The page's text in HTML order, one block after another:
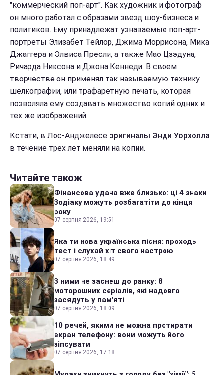
"коммерческий поп-арт". Как художник и фотограф
он много работал с образами звезд шоу-бизнеса и
политиков. Ему принадлежат узнаваемые поп-арт-
портреты Элизабет Тейлор, Джима Моррисона, Мика
Джаггера и Элвиса Пресли, а также Мао Цзэдуна,
Ричарда Никсона и Джона Кеннеди. В своем
творчестве он применял так называемую технику
шелкографии, или трафаретную печать, которая
позволяла ему создавать множество копий одних и
тех же изображений.
Кстати, в Лос-Анджелесе оригиналы Энди Уорхолла
в течение трех лет меняли на копии.
Читайте також
Фінансова удача вже близько: ці 4 знаки
Зодіаку можуть розбагатіти до кінця
року
07 серпня 2026, 19:51
Яка ти нова українська пісня: проходь
тест і слухай хіт свого настрою
07 серпня 2026, 18:49
З ними не заснеш до ранку: 8
моторошних серіалів, які надовго
засядуть у пам'яті
07 серпня 2026, 18:09
10 речей, якими не можна протирати
екран телефону: вони можуть його
зіпсувати
07 серпня 2026, 17:18